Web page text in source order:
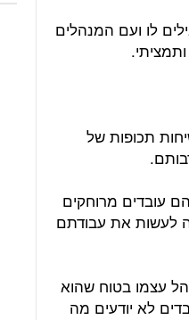
לו ועם המנהלים
תכופות של
עובדים מרוחקים
לעשות את עבודתם
עצמו בטוח שהוא
לא יודעים מה